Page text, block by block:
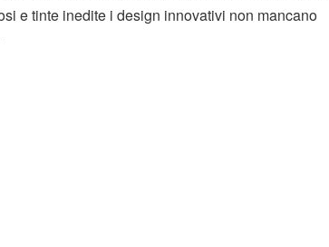
e tinte inedite i design innovativi non mancano